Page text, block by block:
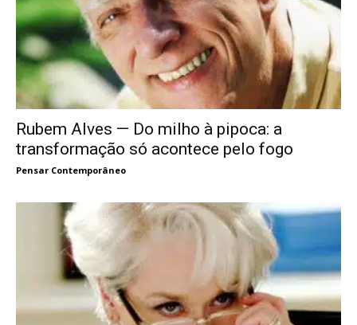
Rubem Alves — Do milho à pipoca: a
transformação só acontece pelo fogo
Pensar Contemporâneo